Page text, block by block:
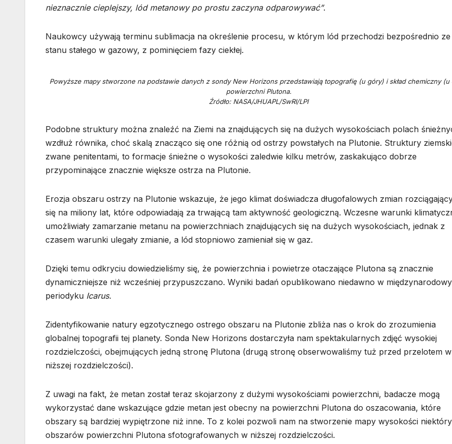
nieznacznie cieplejszy, lód metanowy po prostu zaczyna odparowywać”.
Naukowcy używają terminu sublimacja na określenie procesu, w którym lód przechodzi bezpośrednio ze
stanu stałego w gazowy, z pominięciem fazy ciekłej.
Powyższe mapy stworzone na podstawie danych z sondy New Horizons przedstawiają topografię (u góry) i skład chemiczny (u
powierzchni Plutona.
Źródło: NASA/JHUAPL/SwRI/LPI
Podobne struktury można znaleźć na Ziemi na znajdujących się na dużych wysokościach polach
wzdłuż równika, choć skalą znacząco się one różnią od ostrzy powstałych na Plutonie. Struktury
zwane penitentami, to formacje śnieżne o wysokości zaledwie kilku metrów, zaskakująco dobrze
przypominające znacznie większe ostrza na Plutonie.
Erozja obszaru ostrzy na Plutonie wskazuje, że jego klimat doświadcza długofalowych zmian
się na miliony lat, które odpowiadają za trwającą tam aktywność geologiczną. Wczesne warunki
umożliwiały zamarzanie metanu na powierzchniach znajdujących się na dużych wysokościach, jednak z
czasem warunki ulegały zmianie, a lód stopniowo zamieniał się w gaz.
Dzięki temu odkryciu dowiedzieliśmy się, że powierzchnia i powietrze otaczające Plutona są znacznie
dynamiczniejsze niż wcześniej przypuszczano. Wyniki badań opublikowano niedawno w
periodyku Icarus.
Zidentyfikowanie natury egzotycznego ostrego obszaru na Plutonie zbliża nas o krok do zrozumienia
globalnej topografii tej planety. Sonda New Horizons dostarczyła nam spektakularnych zdjęć wysokiej
rozdzielczości, obejmujących jedną stronę Plutona (drugą stronę obserwowaliśmy tuż przed przelotem w
niższej rozdzielczości).
Z uwagi na fakt, że metan został teraz skojarzony z dużymi wysokościami powierzchni, badacze mogą
wykorzystać dane wskazujące gdzie metan jest obecny na powierzchni Plutona do oszacowania, które
obszary są bardziej wypiętrzone niż inne. To z kolei pozwoli nam na stworzenie mapy wysokości
obszarów powierzchni Plutona sfotografowanych w niższej rozdzielczości.